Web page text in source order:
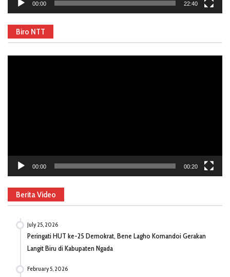
00:00 22:40
Biro NTT
00:00 00:20
Berita Video
July 25, 2026
Peringati HUT ke-25 Demokrat, Bene Lagho Komandoi Gerakan
Langit Biru di Kabupaten Ngada
February 5, 2026